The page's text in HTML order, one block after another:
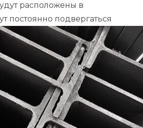
расположены в
постоянно подвергаться